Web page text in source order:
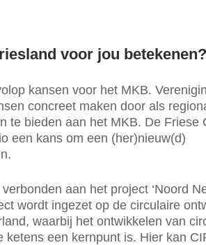
voor jou betekenen?
kansen voor het MKB.
concreet maken door als
te bieden aan het MKB. De Friese
een kans om een (her)nieuw(d)
aan het project ‘Noord
wordt ingezet op de circulaire
waarbij het ontwikkelen van
ketens een kernpunt is. Hier kan